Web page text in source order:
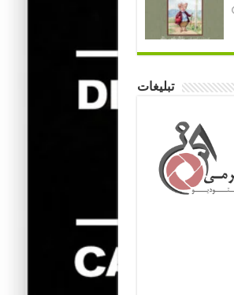
تبلیغات